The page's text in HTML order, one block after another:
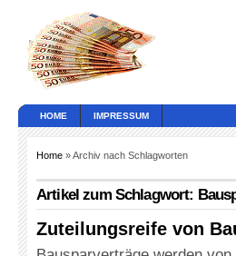
HOME IMPRESSUM
Home » Archiv nach Schlagworten
Artikel zum Schlagwort:
Zuteilungsreife von